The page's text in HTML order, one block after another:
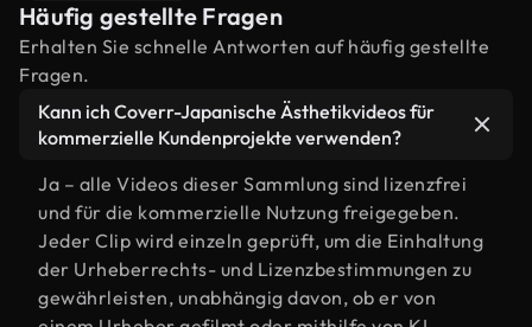
Häufig gestellte Fragen
Erhalten Sie schnelle Antworten auf häufig gestellte
Fragen.
Kann ich Coverr-Japanische Ästhetikvideos für
kommerzielle Kundenprojekte verwenden?
Ja – alle Videos dieser Sammlung sind lizenzfrei
und für die kommerzielle Nutzung freigegeben.
Jeder Clip wird einzeln geprüft, um die Einhaltung
der Urheberrechts- und Lizenzbestimmungen zu
gewährleisten, unabhängig davon, ob er von